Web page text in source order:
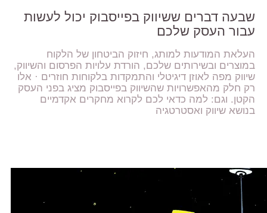
שבעה דברים ששיווק בפייסבוק יכול לעשות
עבור העסק שלכם
העלאת המודעות למותג, חיזוק הביטחון של הלקוח
במוצרים ובשירותים שלכם, הורדת עלויות הפרסום והשיווק,
שיווק מפה לאוזן דיגיטלי והתמקדות בלקוחות חוזרים · אלו
רק חלק מהאפשרויות שהשיווק בפייסבוק מציג בפני העסק
הקטן. וגם: למה כדאי לכם לקרוא מחקרים אקדמיים
בנושא שיווק ואסטרטגיה